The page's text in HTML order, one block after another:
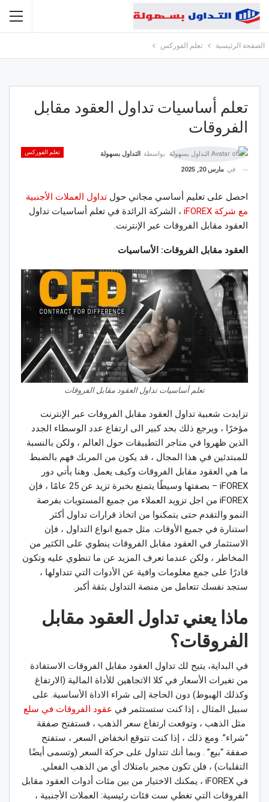
الصفحة الرئيسية تعلم الفوركس
تعلم أساسيات تداول العقود مقابل
الفروقات
تعلم الفوركس بواسطة
التداول بسهولة
في مارس 20, 2025
احصل على تعليم أساسي مجاني حول تداول العملات الأجنبية
مع شركة iFOREX
، الشركة الرائدة في تعلم أساسيات تداول
العقود مقابل الفروقات عبر الإنترنت.
العقود مقابل الفروقات: الأساسيات
تعلم أساسيات تداول العقود مقابل الفروقات
تزايدت شعبية تداول العقود مقابل الفروقات عبر الإنترنت
مؤخرًا ، ويرجع ذلك بحد كبير الى ارتفاع عدد الوسطاء الجدد
الذين ظهروا في متاجر التطبيقات حول العالم ، ولكن بالنسبة
للمبتدئين في هذا المجال ، قد يكون من المربك فهم بالضبط
ما هي العقود مقابل الفروقات وكيف يعمل. وهنا يأتي دور
iFOREX – بصفتها وسيطًا يتمتع بخبرة تزيد عن 25 عامًا ، فإن
iFOREX من اجل تزويد العملاء من جميع المستويات بفرصة
النمو والتقدم حتى يتمكنوا من اتخاذ قرارات تداول أكثر
استنارة في جميع الأوقات. مثل جميع انواع التداول ، فإن
الاستثمار في العقود مقابل الفروقات ينطوي على الكثير من
المخاطر ، ولكن عندما تعرف المزيد عن ما تنطوي عليه وتكون
قادرًا على جمع معلومات وافية عن الأدوات التي تتداولها ،
ستجد نفسك تتعامل من منصة التداول بثقة أكبر.
ماذا يعني تداول العقود مقابل
الفروقات؟
في البداية، يتيح لك تداول العقود مقابل الفروقات الاستفادة
من تغيرات الأسعار في كلا الاتجاهين للأداة المالية (الارتفاغ
وكذلك الهبوط) دون الحاجة إلى شراء الاداة الأساسية. على
سبيل المثال ، إذا كنت ستستثمر في عقود الفروقات في سلع
مثل الذهب ، وتوقعت ارتفاع سعر الذهب ، فستفتح صفقة
“شراء”. ومع ذلك ، إذا كنت تتوقع انخفاض السعر ، ستفتح
صفقة “بيع” . وبما أنك تتداول على حركة السعر (وتسمى أيضًا
التقلبات) ، فلن تكون مجبر بامتلاك أي من الذهب الفعلي.
في iFOREX ، يمكنك الاختيار من بين مئات أدوات العقود مقابل
الفروقات التي تغطي ست فئات رئيسية: العملات الأجنبية ،